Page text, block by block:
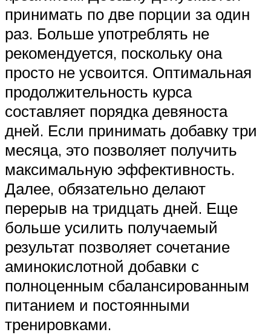
принимать по две порции за один
раз. Больше употреблять не
рекомендуется, поскольку она
просто не усвоится. Оптимальная
продолжительность курса
составляет порядка девяноста
дней. Если принимать добавку три
месяца, это позволяет получить
максимальную эффективность.
Далее, обязательно делают
перерыв на тридцать дней. Еще
больше усилить получаемый
результат позволяет сочетание
аминокислотной добавки с
полноценным сбалансированным
питанием и постоянными
тренировками.